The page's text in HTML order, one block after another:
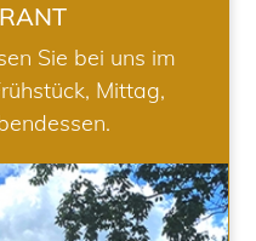
Sie bei uns im
Mittag,